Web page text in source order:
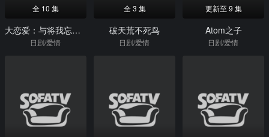
全 10 集
大恋爱：与将我忘记的你
日剧/爱情
全 3 集
破天荒不死鸟
日剧/爱情
更新至 9 集
Atom之子
日剧/爱情